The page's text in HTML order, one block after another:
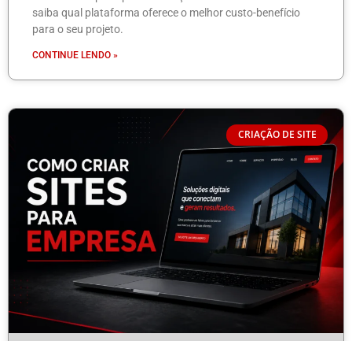
saiba qual plataforma oferece o melhor custo-benefício
para o seu projeto.
CONTINUE LENDO »
CRIAÇÃO DE SITE